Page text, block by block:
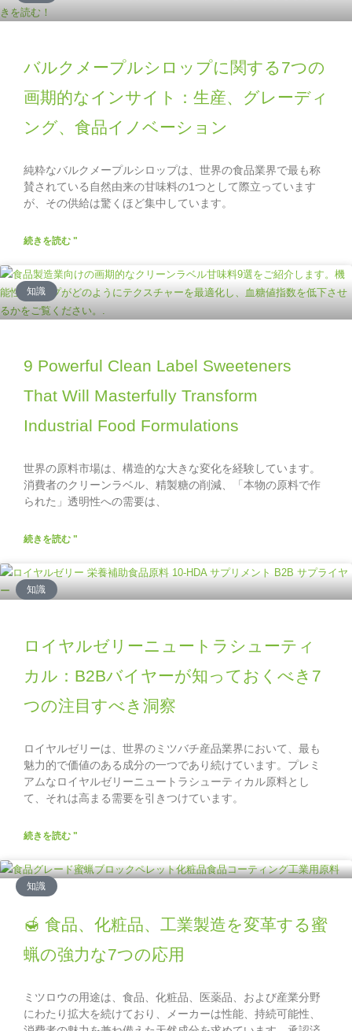
バルクメープルシロップに関する7つの
画期的なインサイト：生産、グレーディ
ング、食品イノベーション
純粋なバルクメープルシロップは、世界の食品業界で最も称
賛されている自然由来の甘味料の1つとして際立っています
が、その供給は驚くほど集中しています。
続きを読む "
知識
9 Powerful Clean Label Sweeteners
That Will Masterfully Transform
Industrial Food Formulations
世界の原料市場は、構造的な大きな変化を経験しています。
消費者のクリーンラベル、精製糖の削減、「本物の原料で作
られた」透明性への需要は、
続きを読む "
知識
ロイヤルゼリーニュートラシューティ
カル：B2Bバイヤーが知っておくべき7
つの注目すべき洞察
ロイヤルゼリーは、世界のミツバチ産品業界において、最も
魅力的で価値のある成分の一つであり続けています。プレミ
アムなロイヤルゼリーニュートラシューティカル原料とし
て、それは高まる需要を引きつけています。
続きを読む "
知識
🍯 食品、化粧品、工業製造を変革する蜜
蝋の強力な7つの応用
ミツロウの用途は、食品、化粧品、医薬品、および産業分野
にわたり拡大を続けており、メーカーは性能、持続可能性、